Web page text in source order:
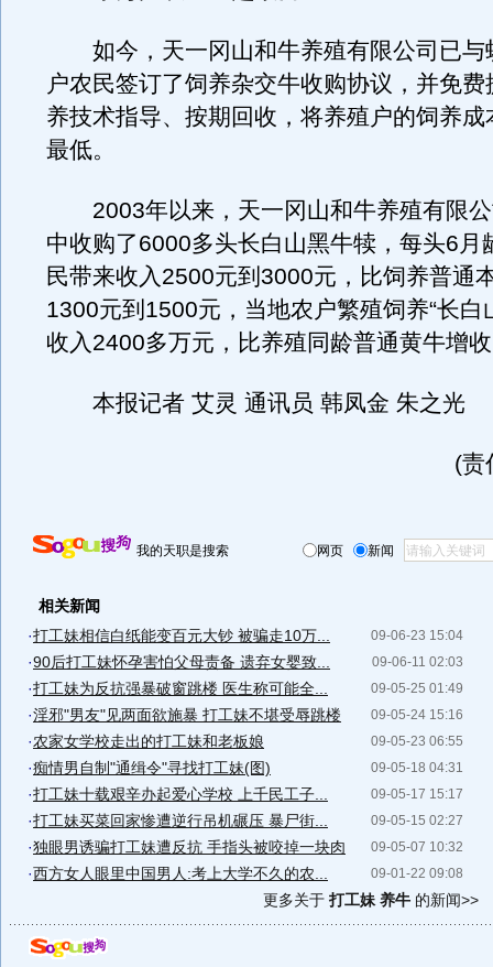
如今，天一冈山和牛养殖有限公司已与
户农民签订了饲养杂交牛收购协议，并免
养技术指导、按期回收，将养殖户的饲养成
最低。
2003年以来，天一冈山和牛养殖有限公
中收购了6000多头长白山黑牛犊，每头6月
民带来收入2500元到3000元，比饲养普通
1300元到1500元，当地农户繁殖饲养“长白
收入2400多万元，比养殖同龄普通黄牛增
本报记者 艾灵 通讯员 韩凤金 朱之光
(责
我的天职是搜索 网页 新闻
相关新闻
09-06-23 15:04
·打工妹相信白纸能变百元大钞 被骗走10万...
09-06-11 02:03
·90后打工妹怀孕害怕父母责备 遗弃女婴致...
09-05-25 01:49
·打工妹为反抗强暴破窗跳楼 医生称可能全...
09-05-24 15:16
·淫邪"男友"见两面欲施暴 打工妹不堪受辱跳楼
09-05-23 06:55
·农家女学校走出的打工妹和老板娘
09-05-18 04:31
·痴情男自制"通缉令"寻找打工妹(图)
09-05-17 15:17
·打工妹十载艰辛办起爱心学校 上千民工子...
09-05-15 02:27
·打工妹买菜回家惨遭逆行吊机碾压 暴尸街...
09-05-07 10:32
·独眼男诱骗打工妹遭反抗 手指头被咬掉一块肉
09-01-22 09:08
·西方女人眼里中国男人:考上大学不久的农...
更多关于 打工妹 养牛 的新闻>>